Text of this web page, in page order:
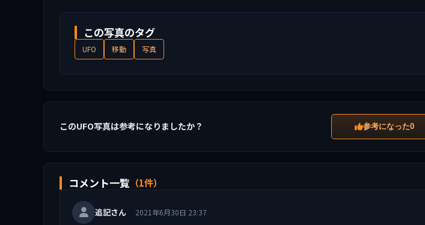
この写真のタグ
UFO 移動 写真
このUFO写真は参考になりましたか？ 参考になった0
コメント一覧 （1件）
追記さん 2021年6月30日 23:37